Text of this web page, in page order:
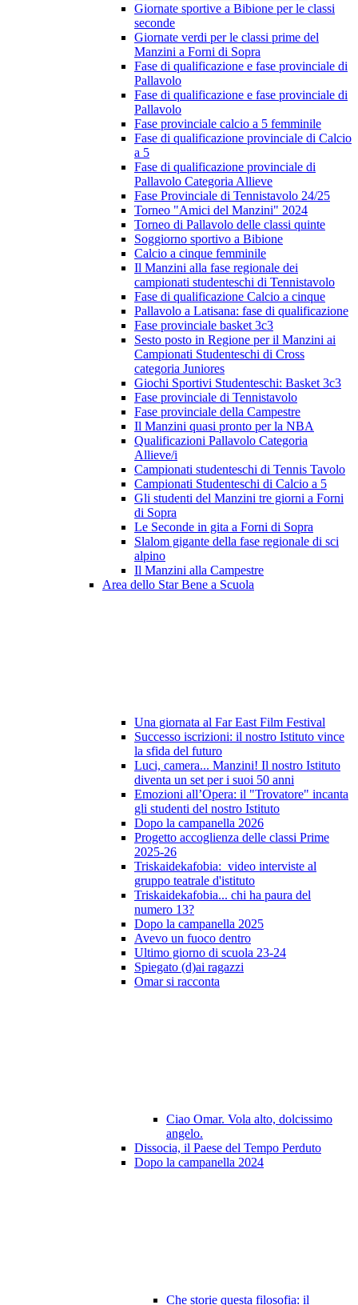
Giornate sportive a Bibione per le classi
seconde
Giornate verdi per le classi prime del
Manzini a Forni di Sopra
Fase di qualificazione e fase provinciale di
Pallavolo
Fase di qualificazione e fase provinciale di
Pallavolo
Fase provinciale calcio a 5 femminile
Fase di qualificazione provinciale di Calcio
a 5
Fase di qualificazione provinciale di
Pallavolo Categoria Allieve
Fase Provinciale di Tennistavolo 24/25
Torneo "Amici del Manzini" 2024
Torneo di Pallavolo delle classi quinte
Soggiorno sportivo a Bibione
Calcio a cinque femminile
Il Manzini alla fase regionale dei
campionati studenteschi di Tennistavolo
Fase di qualificazione Calcio a cinque
Pallavolo a Latisana: fase di qualificazione
Fase provinciale basket 3c3
Sesto posto in Regione per il Manzini ai
Campionati Studenteschi di Cross
categoria Juniores
Giochi Sportivi Studenteschi: Basket 3c3
Fase provinciale di Tennistavolo
Fase provinciale della Campestre
Il Manzini quasi pronto per la NBA
Qualificazioni Pallavolo Categoria
Allieve/i
Campionati studenteschi di Tennis Tavolo
Campionati Studenteschi di Calcio a 5
Gli studenti del Manzini tre giorni a Forni
di Sopra
Le Seconde in gita a Forni di Sopra
Slalom gigante della fase regionale di sci
alpino
Il Manzini alla Campestre
Area dello Star Bene a Scuola
Una giornata al Far East Film Festival
Successo iscrizioni: il nostro Istituto vince
la sfida del futuro
Luci, camera... Manzini! Il nostro Istituto
diventa un set per i suoi 50 anni
Emozioni all’Opera: il "Trovatore" incanta
gli studenti del nostro Istituto
Dopo la campanella 2026
Progetto accoglienza delle classi Prime
2025-26
Triskaidekafobia: video interviste al
gruppo teatrale d'istituto
Triskaidekafobia... chi ha paura del
numero 13?
Dopo la campanella 2025
Avevo un fuoco dentro
Ultimo giorno di scuola 23-24
Spiegato (d)ai ragazzi
Omar si racconta
Ciao Omar. Vola alto, dolcissimo
angelo.
Dissocia, il Paese del Tempo Perduto
Dopo la campanella 2024
Che storie questa filosofia: il